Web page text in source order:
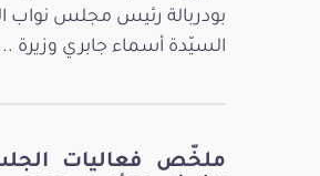
بودربالة رئيس مجلس
السيّدة أسماء جابري وزيرة
ملخّص فعاليات